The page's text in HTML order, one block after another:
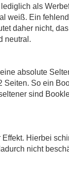
als
weiß. Ein
daher nicht,
neutral.
absolute
Seiten. So ein
sind
Hierbei
nicht